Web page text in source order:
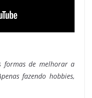
formas de melhorar a
fazendo hobbies,